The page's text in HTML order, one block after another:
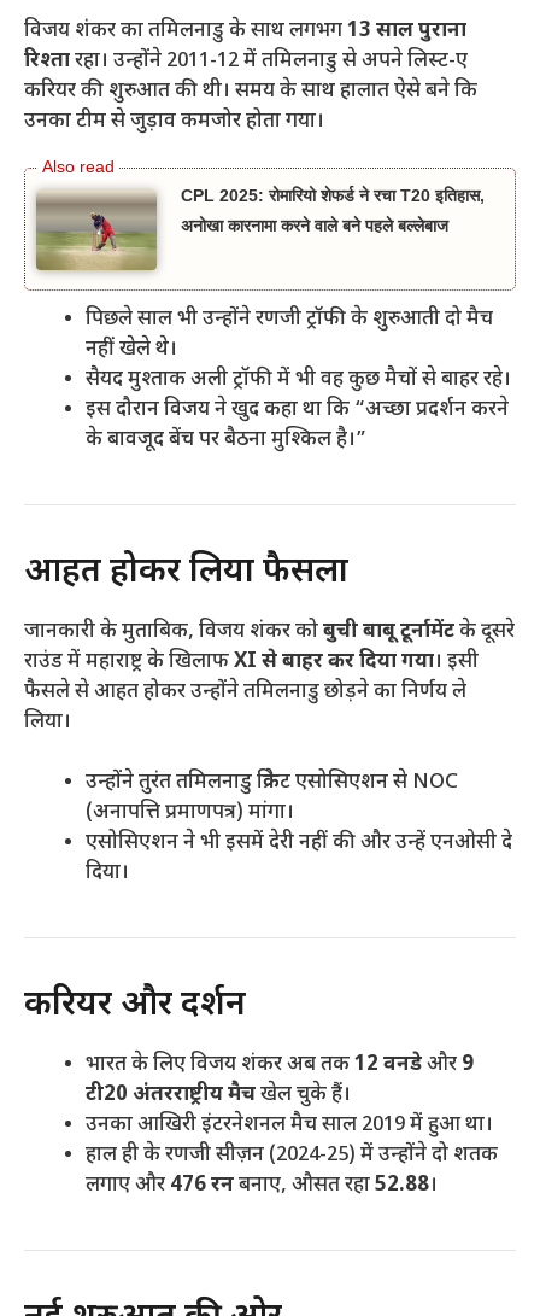
विजय शंकर का तमिलनाडु के साथ लगभग13 साल पुराना
रिश्तारहा। उन्होंने 2011-12 में तमिलनाडु से अपने लिस्ट-ए
करियर की शुरुआत की थी। समय के साथ हालात ऐसे बने कि
उनका टीम से जुड़ाव कमजोर होता गया।
CPL 2025: रोमारियो शेफर्ड ने रचा T20 इतिहास,
अनोखा कारनामा करने वाले बने पहले बल्लेबाज
पिछले साल भी उन्होंने रणजी ट्रॉफी के शुरुआती दो मैच
नहीं खेले थे।
सैयद मुश्ताक अली ट्रॉफी में भी वह कुछ मैचों से बाहर रहे।
इस दौरान विजय ने खुद कहा था कि “अच्छा प्रदर्शन करने
के बावजूद बेंच पर बैठना मुश्किल है।”
आहत होकर लिया फैसला
जानकारी के मुताबिक, विजय शंकर कोबुची बाबू टूर्नामेंटके दूसरे
राउंड में महाराष्ट्र के खिलाफXI से बाहर कर दिया गया। इसी
फैसले से आहत होकर उन्होंने तमिलनाडु छोड़ने का निर्णय ले
लिया।
उन्होंने तुरंत तमिलनाडु क्रिकेट एसोसिएशन से NOC
(अनापत्ति प्रमाणपत्र) मांगा।
एसोसिएशन ने भी इसमें देरी नहीं की और उन्हें एनओसी दे
दिया।
करियर और प्रदर्शन
भारत के लिए विजय शंकर अब तक12 वनडेऔर 9
टी20 अंतरराष्ट्रीय मैचखेल चुके हैं।
उनका आखिरी इंटरनेशनल मैच साल 2019 में हुआ था।
हाल ही के रणजी सीज़न (2024-25) में उन्होंने दो शतक
लगाए और 476 रनबनाए, औसत रहा52.88।